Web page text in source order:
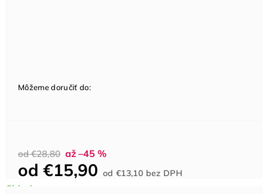
od €28,80 až –45 %
od €15,90 od€13,10 bez DPHcena:
Môžeme doručiť do: